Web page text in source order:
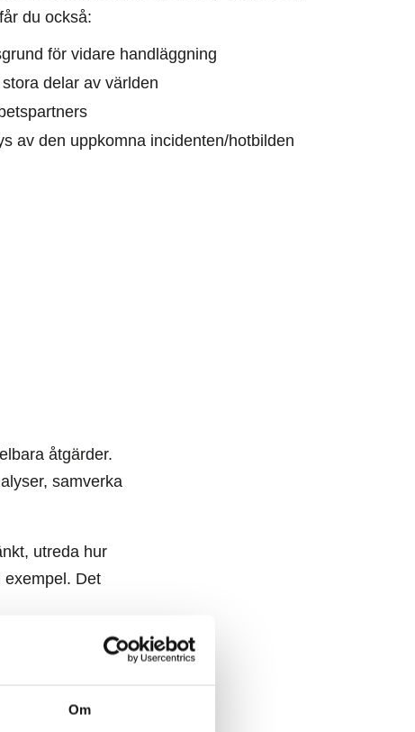
Om
du också:
för vidare handläggning
delar av världen
av den uppkomna incidenten/hotbilden
åtgärder.
samverka
utreda hur
exempel. Det